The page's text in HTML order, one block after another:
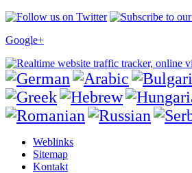
Google+
Weblinks
Sitemap
Kontakt